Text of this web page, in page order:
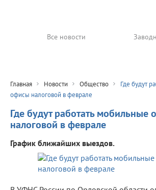
Все новости
Главная Новости Общество
Где будут
офисы налоговой в феврале
Где будут работать мобильные
налоговой в феврале
График ближайших выездов.